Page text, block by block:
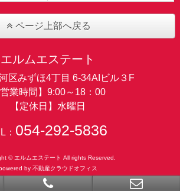
ページ上部へ戻る
エルムエステート
区みずほ4丁目 6-34AIビル３F
営業時間】9:00～18：00
【定休日】水曜日
： 054-292-5836
© エルムエステート All rights Reserved.
by 不動産クラウドオフィス